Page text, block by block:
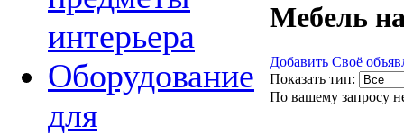
интерьера
Оборудование
для
Мебель
Добавить Своё
Показать тип:
По вашему запросу